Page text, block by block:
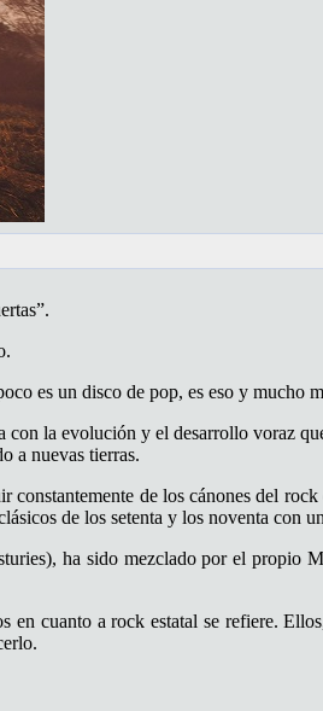
es un disco de pop, es eso y mucho
la evolución y el desarrollo voraz
a nuevas tierras.
de los cánones del
de los setenta y los noventa con
ha sido mezclado por el propio
cuanto a rock estatal se refiere.